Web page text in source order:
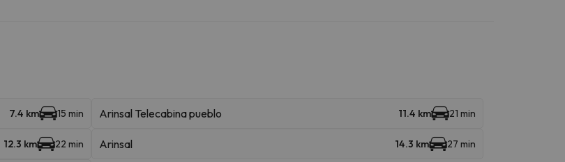
7.4 km 15 min Arinsal Telecabina pueblo 11.4 km 21 min
12.3 km 22 min Arinsal 14.3 km 27 min